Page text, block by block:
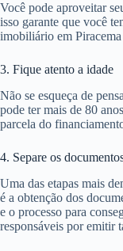
Você pode aproveitar
isso garante que você
imobiliário em
3. Fique atento a idade
Não se esqueça de
pode ter mais de 80
parcela do
4. Separe os
Uma das etapas mais
é a obtenção dos
e o processo para
responsáveis por emitir